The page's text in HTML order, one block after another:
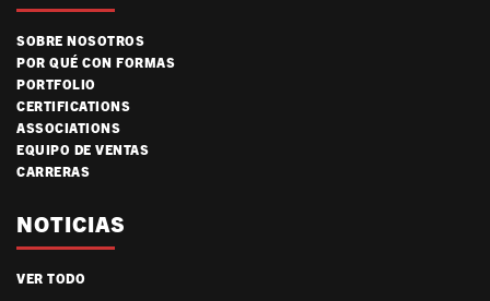
SOBRE NOSOTROS
POR QUÉ CON FORMAS
PORTFOLIO
CERTIFICATIONS
ASSOCIATIONS
EQUIPO DE VENTAS
CARRERAS
NOTICIAS
VER TODO